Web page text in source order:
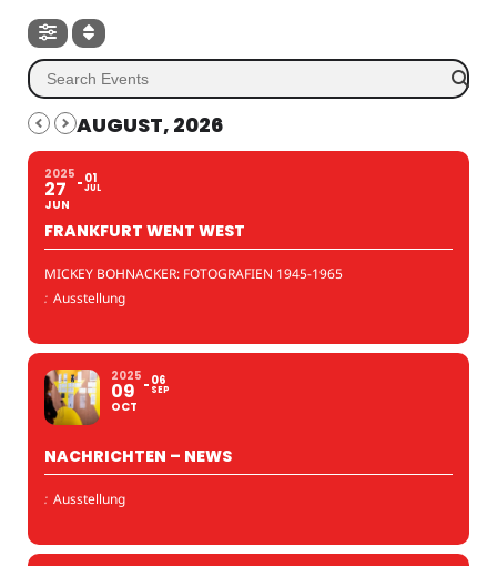
AUGUST, 2026
2025
27
JUN
01
JUL
FRANKFURT WENT WEST
MICKEY BOHNACKER: FOTOGRAFIEN 1945-1965
: Ausstellung
2025
09
OCT
06
SEP
NACHRICHTEN – NEWS
: Ausstellung